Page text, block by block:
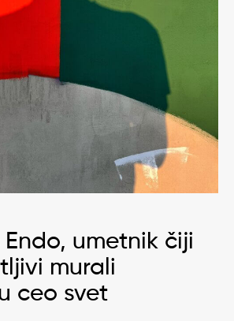
umetnik čiji
murali
ceo svet